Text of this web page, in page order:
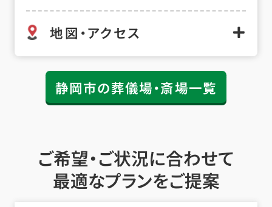
地図・アクセス
静岡市の葬儀場・斎場一覧
ご希望・ご状況に合わせて
最適なプランをご提案